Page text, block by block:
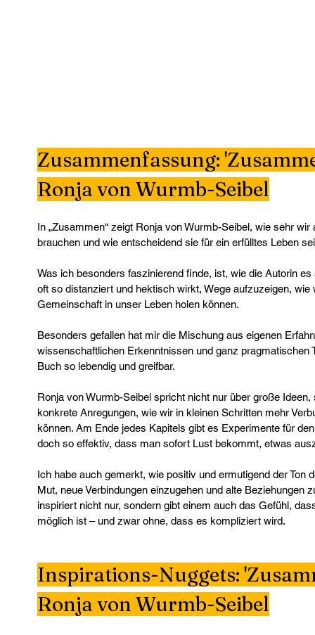
Zusammenfassung:
Ronja von Wurmb-Seibel
In „Zusammen“ zeigt Ronja von Wurmb-Seibel, wie sehr wir
brauchen und wie entscheidend sie für ein erfülltes Leben
Was ich besonders faszinierend finde, ist, wie die Autorin es
oft so distanziert und hektisch wirkt, Wege aufzuzeigen, wie
Gemeinschaft in unser Leben holen können.
Besonders gefallen hat mir die Mischung aus eigenen
wissenschaftlichen Erkenntnissen und ganz pragmatischen
Buch so lebendig und greifbar.
Ronja von Wurmb-Seibel spricht nicht nur über große Ideen,
konkrete Anregungen, wie wir in kleinen Schritten mehr
können. Am Ende jedes Kapitels gibt es Experimente für
doch so effektiv, dass man sofort Lust bekommt, etwas
Ich habe auch gemerkt, wie positiv und ermutigend der Ton
Mut, neue Verbindungen einzugehen und alte Beziehungen
inspiriert nicht nur, sondern gibt einem auch das Gefühl,
möglich ist – und zwar ohne, dass es kompliziert wird.
Ronja von Wurmb-Seibel